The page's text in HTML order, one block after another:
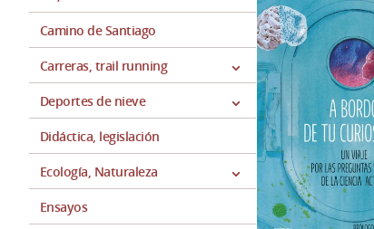
Camino de Santiago
Carreras, trail running
Deportes de nieve
Didáctica, legislación
Ecología, Naturaleza
Ensayos